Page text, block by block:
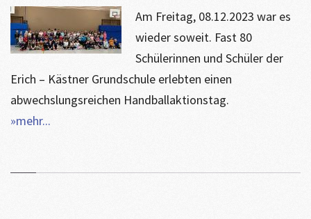
Am Freitag, 08.12.2023 war es
wieder soweit. Fast 80
Schülerinnen und Schüler der
Erich – Kästner Grundschule erlebten einen
abwechslungsreichen Handballaktionstag.
»mehr...